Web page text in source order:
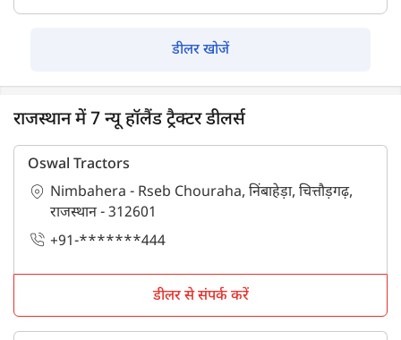
डीलर खोजें
राजस्थान में 7 न्यू हॉलैंड ट्रैक्टर डीलर्स
Oswal Tractors
Nimbahera - Rseb Chouraha, निंबाहेड़ा, चित्तौड़गढ़,
राजस्थान - 312601
+91-*******444
डीलर से संपर्क करें